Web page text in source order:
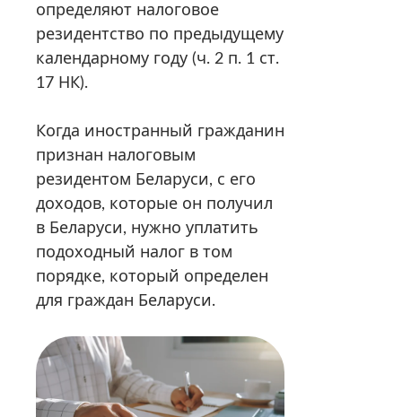
определяют налоговое
резидентство по предыдущему
календарному году (ч. 2 п. 1 ст.
17 НК).
Когда иностранный гражданин
признан налоговым
резидентом Беларуси, с его
доходов, которые он получил
в Беларуси, нужно уплатить
подоходный налог в том
порядке, который определен
для граждан Беларуси.